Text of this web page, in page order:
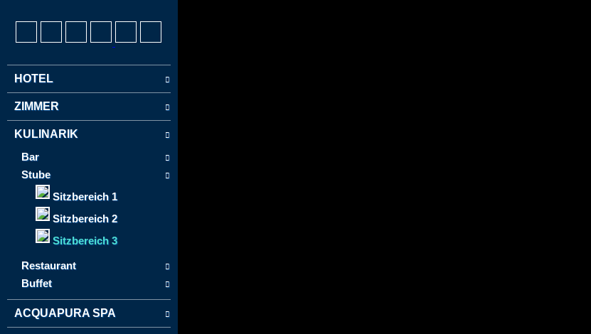
HOTEL
ZIMMER
KULINARIK
Bar
Stube
Sitzbereich 1
Sitzbereich 2
Sitzbereich 3
Restaurant
Buffet
ACQUAPURA SPA